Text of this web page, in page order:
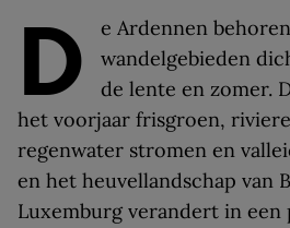
D
e Ardennen
wandelgebieden
de lente en zomer.
het voorjaar frisgroen,
regenwater stromen en
en het heuvellandschap van
Luxemburg verandert in een